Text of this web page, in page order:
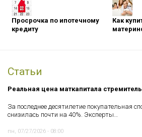
Просрочка по ипотечному
кредиту
Как
Статьи
Реальная цена маткапитала
За последнее десятилетие покупательная
снизилась почти на 40%. Эксперты…
пн, 07/27/2026 - 08:00